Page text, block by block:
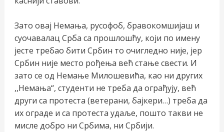
Зато овај Немања, русофоб, бравокомшијаш и
суочавалац Срба са прошлошћу, који по имену
јесте требао бити Србин то очигледно није, јер
Србин није место рођења већ стање свести. И
зато се од Немање Милошевића, као ни других
,,Немања“, студенти не треба да ограђују, већ
други са протеста (ветерани, бајкери…) треба да
их ограде и са протеста удаље, пошто такви не
мисле добро ни Србима, ни Србији.